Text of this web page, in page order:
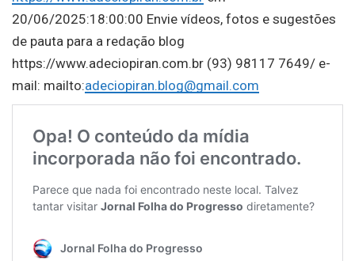
20/06/2025:18:00:00 Envie vídeos, fotos e sugestões
de pauta para a redação blog
https://www.adeciopiran.com.br (93) 98117 7649/ e-
mail: mailto:adeciopiran.blog@gmail.com